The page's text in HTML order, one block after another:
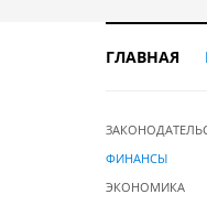
ГЛАВНАЯ
ФИНАНСЫ
ЭКОНОМИКА